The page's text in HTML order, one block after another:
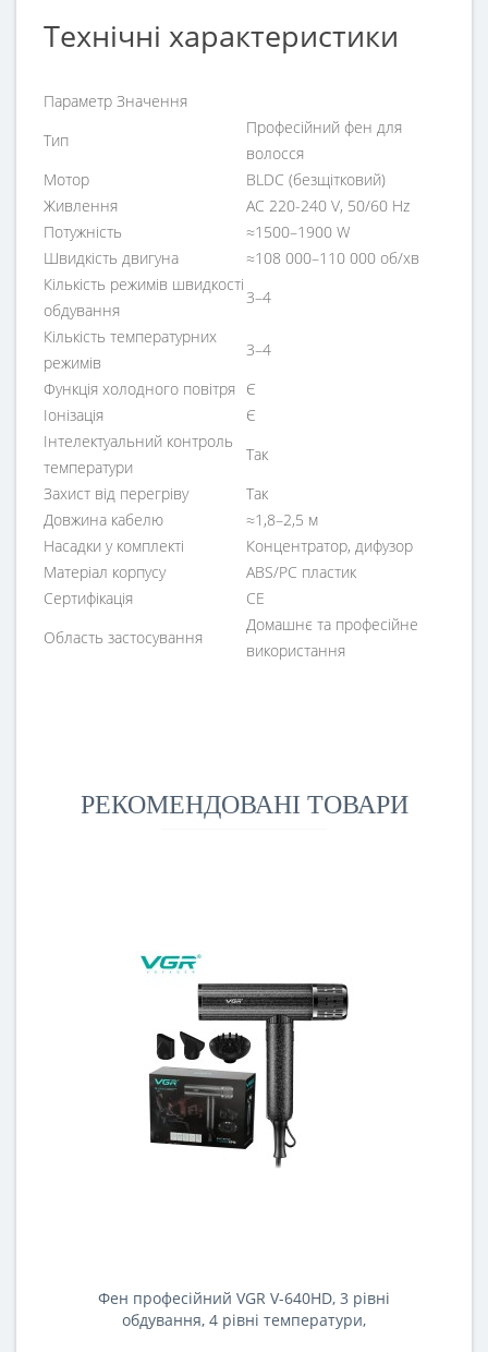
Технічні характеристики
Параметр Значення
Тип
Професійний фен для
волосся
Мотор
BLDC (безщітковий)
Живлення
AC 220-240 V, 50/60 Hz
Потужність
≈1500–1900 W
Швидкість двигуна
≈108 000–110 000 об/хв
Кількість режимів швидкості
обдування
3–4
Кількість температурних
режимів
3–4
Функція холодного повітря Є
Іонізація
Є
Інтелектуальний контроль
температури
Так
Захист від перегріву
Так
Довжина кабелю
≈1,8–2,5 м
Насадки у комплекті
Концентратор, дифузор
Матеріал корпусу
ABS/PC пластик
Сертифікація
CE
Область застосування
Домашнє та професійне
використання
РЕКОМЕНДОВАНІ ТОВАРИ
Фен професійний VGR V-640HD, 3 рівні
обдування, 4 рівні температури,